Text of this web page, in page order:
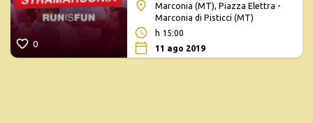
0
Marconia (MT), Piazza Elettra -
Marconia di Pisticci (MT)
h 15:00
11 ago 2019